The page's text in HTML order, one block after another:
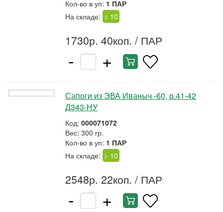
Кол-во в уп: 1 ПАР
На складе: < 10
1730р. 40коп. / ПАР
- +
Сапоги из ЭВА Иваныч -60, р.41-42
Д343-НУ
Код: 000071072
Вес: 300 гр.
Кол-во в уп: 1 ПАР
На складе: > 10
2548р. 22коп. / ПАР
- +